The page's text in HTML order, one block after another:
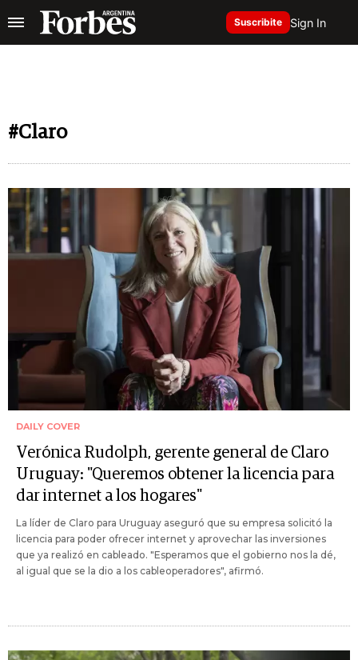
Suscribite Sign In
#Claro
DAILY COVER
Verónica Rudolph, gerente general de Claro
Uruguay: "Queremos obtener la licencia para
dar internet a los hogares"
La líder de Claro para Uruguay aseguró que su empresa solicitó la
licencia para poder ofrecer internet y aprovechar las inversiones
que ya realizó en cableado. "Esperamos que el gobierno nos la dé,
al igual que se la dio a los cableoperadores", afirmó.